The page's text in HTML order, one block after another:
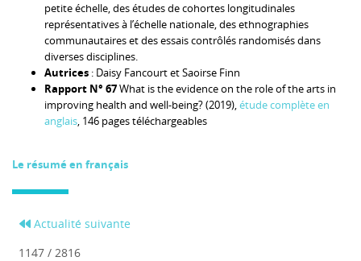
petite échelle, des études de cohortes longitudinales
représentatives à l’échelle nationale, des ethnographies
communautaires et des essais contrôlés randomisés dans
diverses disciplines.
Autrices : Daisy Fancourt et Saoirse Finn
Rapport N° 67What is the evidence on the role of the arts in
improving health and well-being? (2019),étude complète en
anglais, 146 pages téléchargeables
Le résumé en français
Actualité suivante
1147 / 2816